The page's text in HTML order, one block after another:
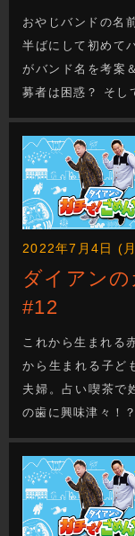
おやじバンドの名
半ばにして初めて
がバンド名を考案
募者は困惑？ そし
2022年7月4日 (
ダイアン
#12
これから生まれる
から生まれる子ど
夫婦。占い喫茶で
の歯に興味津々！